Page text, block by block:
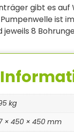
gibt es
ist
jeweils 8
kg
× 450 × 450 mm